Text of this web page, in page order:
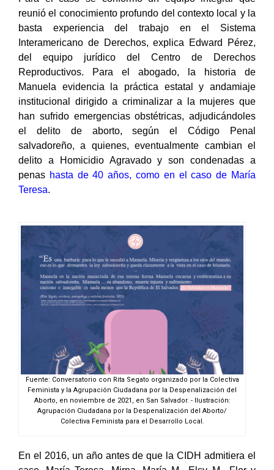
Para el caso se conformó un equipo integral que
reunió el conocimiento profundo del contexto local y la
basta experiencia del trabajo en el Sistema
Interamericano de Derechos, explica Edward Pérez,
del equipo jurídico del Centro de Derechos
Reproductivos. Para el abogado, la historia de
Manuela evidencia la práctica estatal y andamiaje
institucional dirigido a criminalizar a la mujeres que
han sufrido emergencias obstétricas, adjudicándoles
el delito de aborto, según el Código Penal
salvadoreño, a quienes, eventualmente cambian el
delito a Homicidio Agravado y son condenadas a
penas
hasta de 40 años, como en el caso de María
Fuente: Conversatorio con Rita Segato organizado por la Colectiva
Feminista y la Agrupación Ciudadana por la Despenalización del
Aborto, en noviembre de 2021, en San Salvador. - Ilustración:
Agrupación Ciudadana por la Despenalización del Aborto/
En el 2016, un año antes de que la CIDH admitiera el